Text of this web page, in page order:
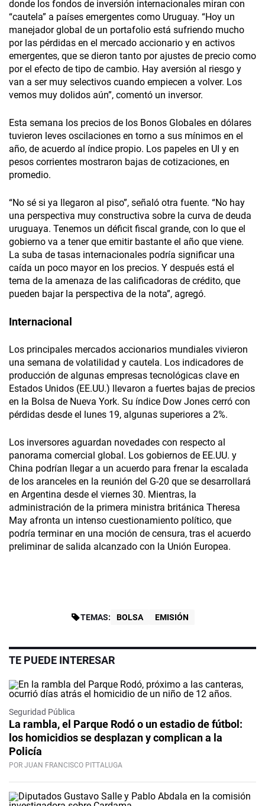
donde los fondos de inversión internacionales miran con
“cautela” a países emergentes como Uruguay. “Hoy un
manejador global de un portafolio está sufriendo mucho
por las pérdidas en el mercado accionario y en activos
emergentes, que se dieron tanto por ajustes de precio como
por el efecto de tipo de cambio. Hay aversión al riesgo y
van a ser muy selectivos cuando empiecen a volver. Los
vemos muy dolidos aún”, comentó un inversor.
Esta semana los precios de los Bonos Globales en dólares
tuvieron leves oscilaciones en torno a sus mínimos en el
año, de acuerdo al índice propio. Los papeles en UI y en
pesos corrientes mostraron bajas de cotizaciones, en
promedio.
“No sé si ya llegaron al piso”, señaló otra fuente. “No hay
una perspectiva muy constructiva sobre la curva de deuda
uruguaya. Tenemos un déficit fiscal grande, con lo que el
gobierno va a tener que emitir bastante el año que viene.
La suba de tasas internacionales podría significar una
caída un poco mayor en los precios. Y después está el
tema de la amenaza de las calificadoras de crédito, que
pueden bajar la perspectiva de la nota”, agregó.
Internacional
Los principales mercados accionarios mundiales vivieron
una semana de volatilidad y cautela. Los indicadores de
producción de algunas empresas tecnológicas clave en
Estados Unidos (EE.UU.) llevaron a fuertes bajas de precios
en la Bolsa de Nueva York. Su índice Dow Jones cerró con
pérdidas desde el lunes 19, algunas superiores a 2%.
Los inversores aguardan novedades con respecto al
panorama comercial global. Los gobiernos de EE.UU. y
China podrían llegar a un acuerdo para frenar la escalada
de los aranceles en la reunión del G-20 que se desarrollará
en Argentina desde el viernes 30. Mientras, la
administración de la primera ministra británica Theresa
May afronta un intenso cuestionamiento político, que
podría terminar en una moción de censura, tras el acuerdo
preliminar de salida alcanzado con la Unión Europea.
TEMAS: BOLSA EMISIÓN
TE PUEDE INTERESAR
Seguridad Pública
La rambla, el Parque Rodó o un estadio de fútbol:
los homicidios se desplazan y complican a la
Policía
POR JUAN FRANCISCO PITTALUGA